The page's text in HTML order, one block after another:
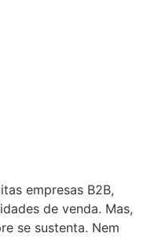
empresas B2B,
de venda. Mas,
se sustenta. Nem